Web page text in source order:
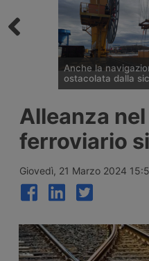
Anche la
ostacolata dalla
dal 1996 tra
bloccando la
costringendo le
Cernavodă, Paks e
quantificate per i
Alleanza
ferroviario
Giovedì, 21 Marzo 2024